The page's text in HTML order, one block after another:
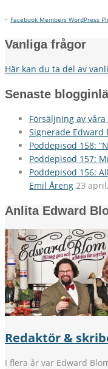
- Facebook Members WordPress
Vanliga frågor
Här kan du ta del av
Senaste
Försäljning av
Signerade
Poddepisod 158:
Poddepisod 157:
Poddepisod 156:
Emil Åreng 23
Anlita Edward
Redaktör &
I flera år var Edward